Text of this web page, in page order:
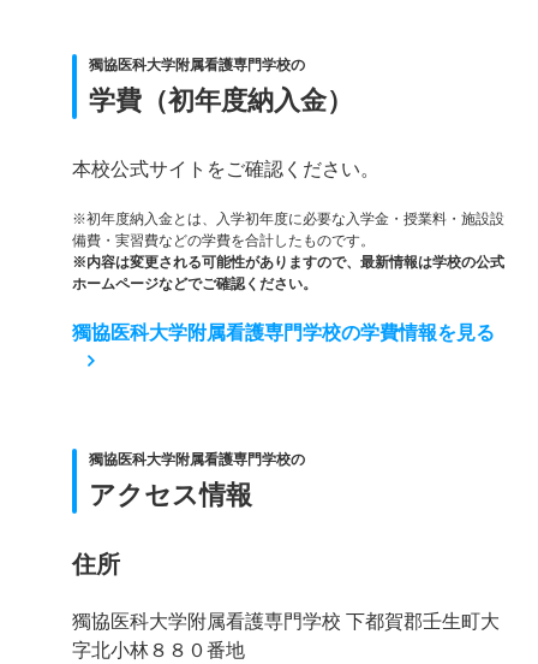
獨協医科大学附属看護専門学校の
学費（初年度納入金）
本校公式サイトをご確認ください。
※初年度納入金とは、入学初年度に必要な入学金・授業料・施設設
備費・実習費などの学費を合計したものです。
※内容は変更される可能性がありますので、最新情報は学校の公式
ホームページなどでご確認ください。
獨協医科大学附属看護専門学校の学費情報を見る
獨協医科大学附属看護専門学校の
アクセス情報
住所
獨協医科大学附属看護専門学校 下都賀郡壬生町大
字北小林８８０番地